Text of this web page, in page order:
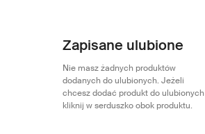
Zapisane ulubione
Nie masz żadnych produktów
dodanych do ulubionych. Jeżeli
chcesz dodać produkt do ulubionych
kliknij w serduszko obok produktu.